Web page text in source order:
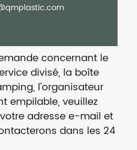
concernant le
divisé, la boîte
l'organisateur
empilable, veuillez
adresse e-mail et
dans les 24